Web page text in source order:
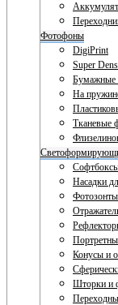
Фотофоны
DigiPrint
Super
Бумажные
На
Тканевые
Насадки
Фотозонты
Конусы и
Шторки и